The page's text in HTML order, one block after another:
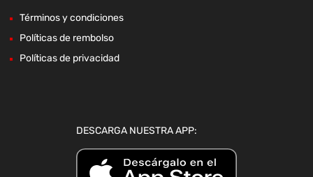
Términos y condiciones
Políticas de rembolso
Políticas de privacidad
DESCARGA NUESTRA APP: